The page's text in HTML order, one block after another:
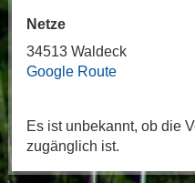
Netze
34513 Waldeck
Google Route
Es ist unbekannt, ob die
zugänglich ist.